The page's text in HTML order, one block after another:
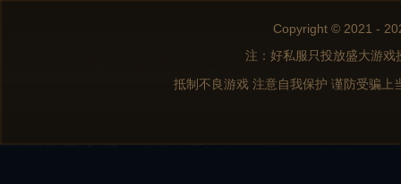
Copyright © 2021 -
注：好私服只投放盛大游
抵制不良游戏 注意自我保护 谨防受骗